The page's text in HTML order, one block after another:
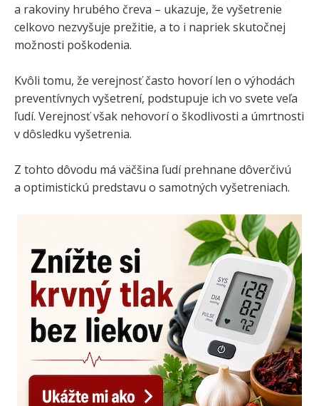
a rakoviny hrubého čreva – ukazuje, že vyšetrenie
celkovo nezvyšuje prežitie, a to i napriek skutočnej
možnosti poškodenia.
Kvôli tomu, že verejnosť často hovorí len o výhodách
preventívnych vyšetrení, podstupuje ich vo svete veľa
ľudí. Verejnosť však nehovorí o škodlivosti a úmrtnosti
v dôsledku vyšetrenia.
Z tohto dôvodu má väčšina ľudí prehnane dôverčivú
a optimistickú predstavu o samotných vyšetreniach.